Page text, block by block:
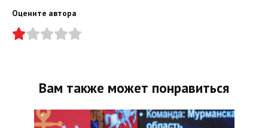
Оцените автора
Вам также может понравиться